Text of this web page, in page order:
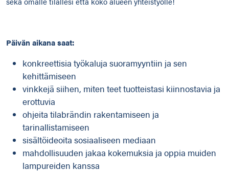
Päivän aikana saat:
konkreettisia työkaluja suoramyyntiin ja sen
kehittämiseen
vinkkejä siihen, miten teet tuotteistasi kiinnostavia ja
erottuvia
ohjeita tilabrändin rakentamiseen ja
tarinallistamiseen
sisältöideoita sosiaaliseen mediaan
mahdollisuuden jakaa kokemuksia ja oppia muiden
lampureiden kanssa